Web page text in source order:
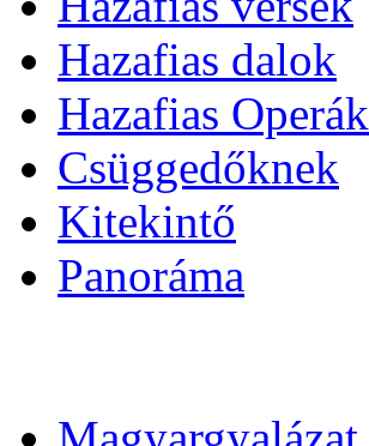
Hazafias dalok
Hazafias Operák
Csüggedőknek
Kitekintő
Panoráma